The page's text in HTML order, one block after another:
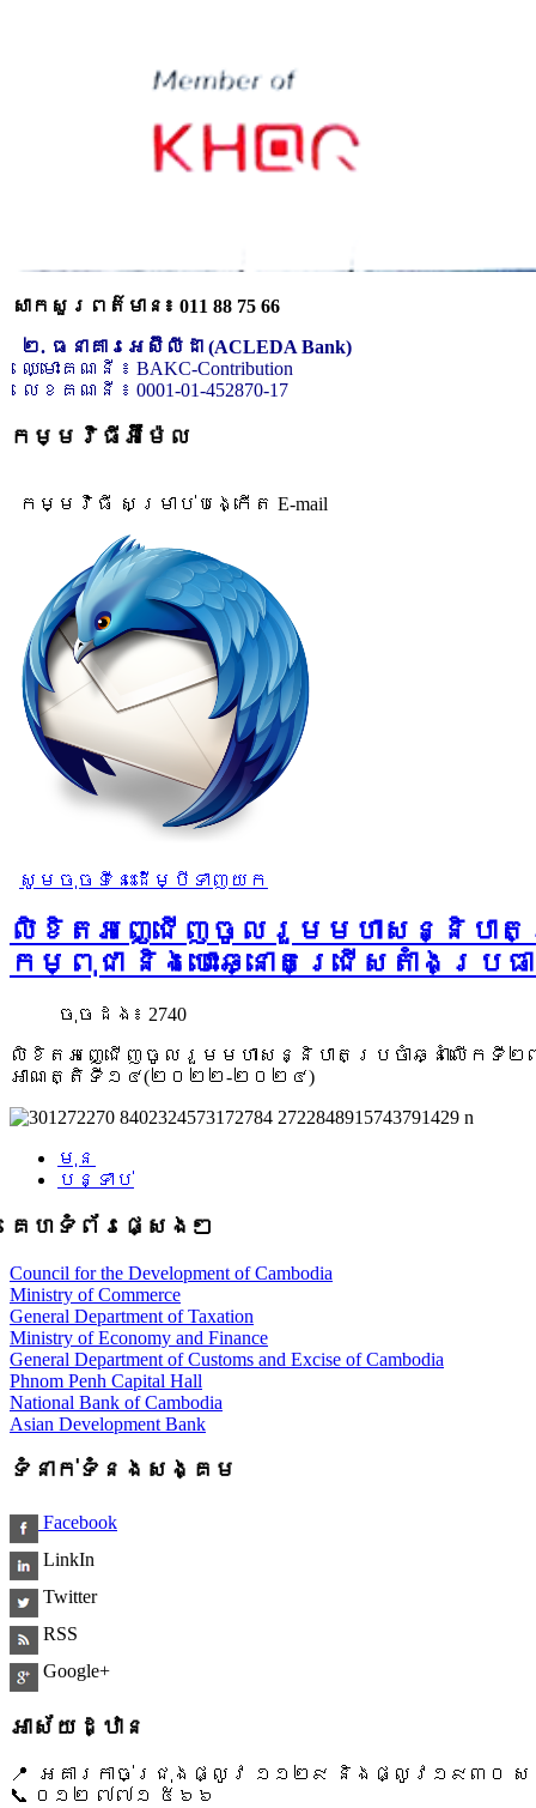
សាកសួរពត៌មាន៖ 011 88 75 66
២. ធនាគារអេស៊ីលីដា (ACLEDA Bank)
ឈ្មោះគណនី ៖ BAKC-Contribution
លេខគណនី ៖ 0001-01-452870-17
កម្មវិធីអ៊ីម៉ែល
កម្មវិធី សម្រាប់បង្កើត E-mail
សូមចុចទីនេះដើម្បីទាញយក
លិខិតអញ្ជើញចូលរួមមហាសន្និបាតប្រ
កម្ពុជា និងបោះឆ្នោតជ្រើសតាំងប្
ចុច​ដង៖ 2740
លិខិតអញ្ជើញចូលរួមមហាសន្និបាតប្រចាំឆ្នាំលើកទី២៧ រ
អាណត្តិទី១៤(២០២២-២០២៤)
មុន
បន្ទាប់
គេហទំព័រផ្សេងៗ
Council for the Development of Cambodia
Ministry of Commerce
General Department of Taxation
Ministry of Economy and Finance
General Department of Customs and Excise of Cambodia
Phnom Penh Capital Hall
National Bank of Cambodia
Asian Development Bank
ទំនាក់ទំនងសង្គម
Facebook
LinkIn
Twitter
RSS
Google+
អាស័យដ្ឋាន
📍 អគារកាច់ជ្រុងផ្លូវ ១១២៩ និងផ្លូវ១៩៣០ ស
📞 ​០១២ ៧៧១ ៥៦៦